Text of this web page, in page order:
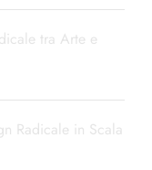
tra Arte e
Radicale in Scala